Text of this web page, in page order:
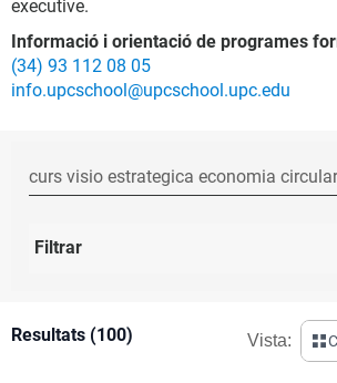
executive.
Informació i orientació de programes
(34) 93 112 08 05
info.upcschool@upcschool.upc.edu
Filtrar
Resultats (100) Vista: